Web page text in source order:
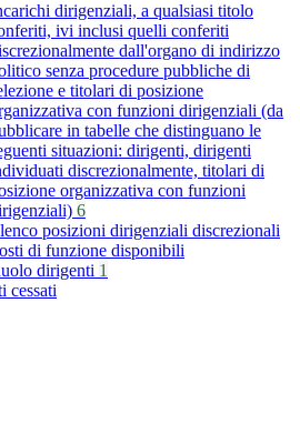
dirigenziali, a qualsiasi titolo
ivi inclusi quelli conferiti
dall'organo di indirizzo
senza procedure pubbliche di
e titolari di posizione
con funzioni dirigenziali (da
in tabelle che distinguano le
situazioni: dirigenti, dirigenti
discrezionalmente, titolari di
organizzativa con funzioni
6
posizioni dirigenziali discrezionali
di funzione disponibili
dirigenti 1
cessati